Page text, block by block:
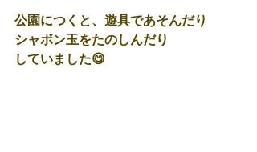
公園につくと、遊具であそんだり
シャボン玉をたのしんだり
していました😋